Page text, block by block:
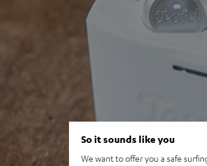
So it sounds like you
We want to offer you a safe